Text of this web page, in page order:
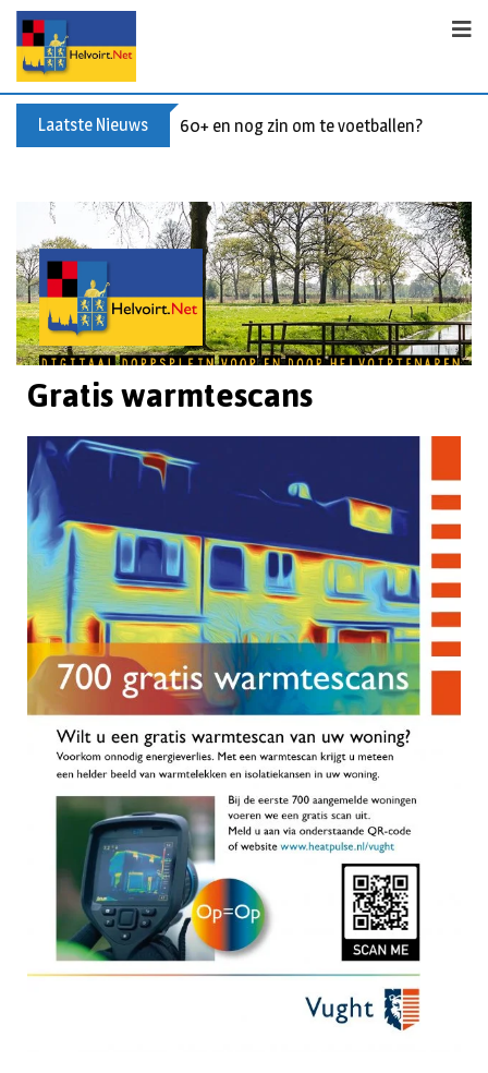
Laatste Nieuws 60+ en nog zin om te voetballen? Kom
Gratis warmtescans